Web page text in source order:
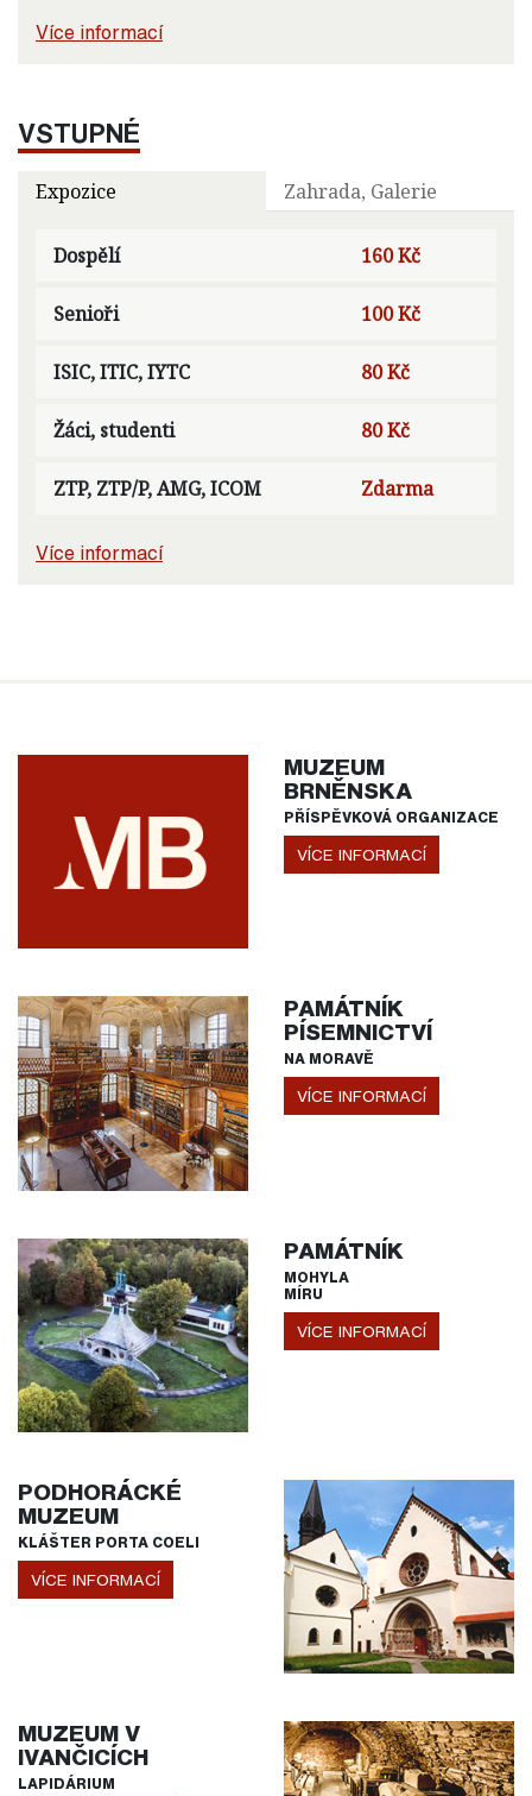
Více informací
VSTUPNÉ
Expozice Zahrada, Galerie
Dospělí 160 Kč
Senioři 100 Kč
ISIC, ITIC, IYTC 80 Kč
Žáci, studenti 80 Kč
ZTP, ZTP/P, AMG, ICOM Zdarma
Více informací
MUZEUM
BRNĚNSKA
PŘÍSPĚVKOVÁ ORGANIZACE
VÍCE INFORMACÍ
PAMÁTNÍK
PÍSEMNICTVÍ
NA MORAVĚ
VÍCE INFORMACÍ
PAMÁTNÍK
MOHYLA
MÍRU
VÍCE INFORMACÍ
PODHORÁCKÉ
MUZEUM
KLÁŠTER PORTA COELI
VÍCE INFORMACÍ
MUZEUM V
IVANČICÍCH
LAPIDÁRIUM